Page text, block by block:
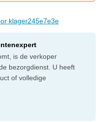
klager245e7e3e
is de verkoper
bezorgdienst. U heeft
of volledige